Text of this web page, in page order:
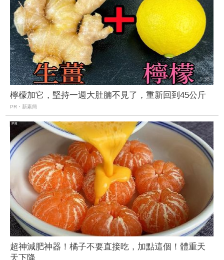
檸檬加它，堅持一週大肚腩不見了，重新回到45公斤
PR・新素簡
超神減肥神器！橘子不要直接吃，加點這個！體重天
天下降